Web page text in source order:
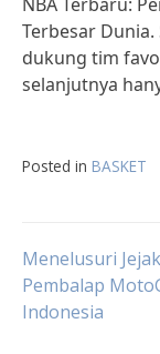
Terbesar
dukung tim
selanjutnya
Posted in BASKET
Post
Menelusuri
Pembalap
Indonesia